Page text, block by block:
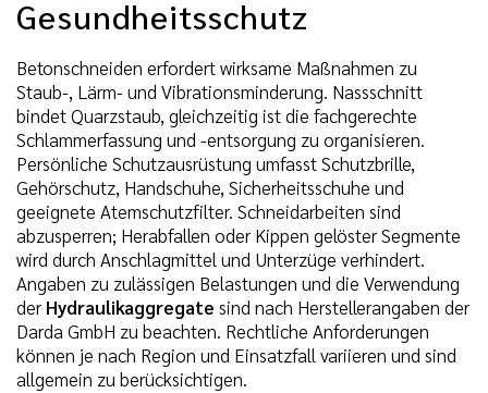
Gesundheitsschutz
Betonschneiden erfordert wirksame Maßnahmen zu
Staub-, Lärm- und Vibrationsminderung. Nassschnitt
bindet Quarzstaub, gleichzeitig ist die fachgerechte
Schlammerfassung und -entsorgung zu organisieren.
Persönliche Schutzausrüstung umfasst Schutzbrille,
Gehörschutz, Handschuhe, Sicherheitsschuhe und
geeignete Atemschutzfilter. Schneidarbeiten sind
abzusperren; Herabfallen oder Kippen gelöster Segmente
wird durch Anschlagmittel und Unterzüge verhindert.
Angaben zu zulässigen Belastungen und die Verwendung
der Hydraulikaggregate sind nach Herstellerangaben der
Darda GmbH zu beachten. Rechtliche Anforderungen
können je nach Region und Einsatzfall variieren und sind
allgemein zu berücksichtigen.